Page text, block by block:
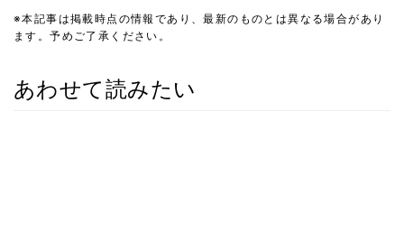
※本記事は掲載時点の情報であり、最新のものとは異なる場合があり
ます。予めご了承ください。
あわせて読みたい